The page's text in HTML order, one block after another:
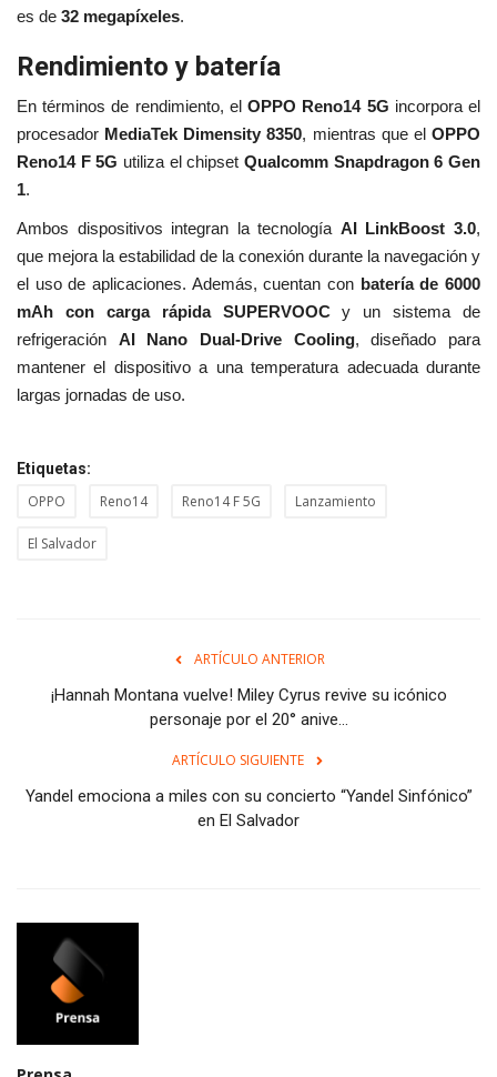
es de 32 megapíxeles.
Rendimiento y batería
En términos de rendimiento, elOPPO Reno14 5G incorpora el
procesador MediaTek Dimensity 8350, mientras que elOPPO
Reno14 F 5G utiliza el chipsetQualcomm Snapdragon 6 Gen
1.
Ambos dispositivos integran la tecnología AI LinkBoost 3.0,
que mejora la estabilidad de la conexión durante la navegación y
el uso de aplicaciones. Además, cuentan con batería de 6000
mAh con carga rápida SUPERVOOCy un sistema de
refrigeración AI Nano Dual-Drive Cooling, diseñado para
mantener el dispositivo a una temperatura adecuada durante
largas jornadas de uso.
Etiquetas:
OPPO Reno14 Reno14 F 5G Lanzamiento
El Salvador
ARTÍCULO ANTERIOR
¡Hannah Montana vuelve! Miley Cyrus revive su icónico
personaje por el 20° anive...
ARTÍCULO SIGUIENTE
Yandel emociona a miles con su concierto “Yandel Sinfónico”
en El Salvador